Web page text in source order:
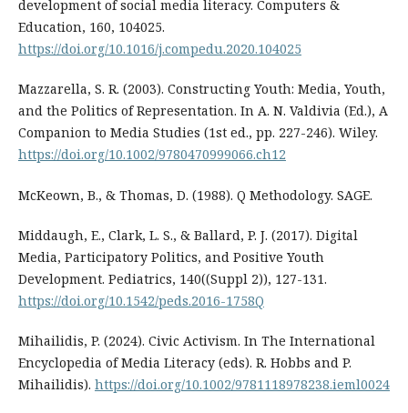
development of social media literacy. Computers &
Education, 160, 104025.
https://doi.org/10.1016/j.compedu.2020.104025
Mazzarella, S. R. (2003). Constructing Youth: Media, Youth,
and the Politics of Representation. In A. N. Valdivia (Ed.), A
Companion to Media Studies (1st ed., pp. 227-246). Wiley.
https://doi.org/10.1002/9780470999066.ch12
McKeown, B., & Thomas, D. (1988). Q Methodology. SAGE.
Middaugh, E., Clark, L. S., & Ballard, P. J. (2017). Digital
Media, Participatory Politics, and Positive Youth
Development. Pediatrics, 140((Suppl 2)), 127-131.
https://doi.org/10.1542/peds.2016-1758Q
Mihailidis, P. (2024). Civic Activism. In The International
Encyclopedia of Media Literacy (eds). R. Hobbs and P.
Mihailidis). https://doi.org/10.1002/9781118978238.ieml0024